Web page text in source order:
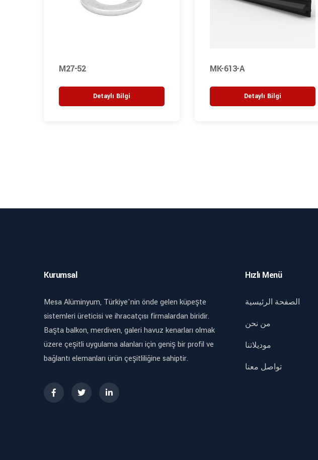
M27-52
Detaylı Bilgi
MK-613-A
Detaylı Bilgi
Kurumsal
Mesa Alüminyum, Türkiye'nin önde gelen küpeşte
sistemleri üreticisi ve ihracatçısı firmalardan biridir.
Başta balkon, merdiven, galeri havuz kenarları olmak
üzere çeşitli uygulama alanları için geniş bir profil ve
bağlantı elemanları ürün çeşitliliğine sahiptir.
Hızlı Menü
الصفحة الرئيسية
من نحن
موديلاتنا
تواصل معنا